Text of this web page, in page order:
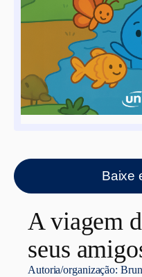
Baixe
A viagem
seus
Autoria/organização: